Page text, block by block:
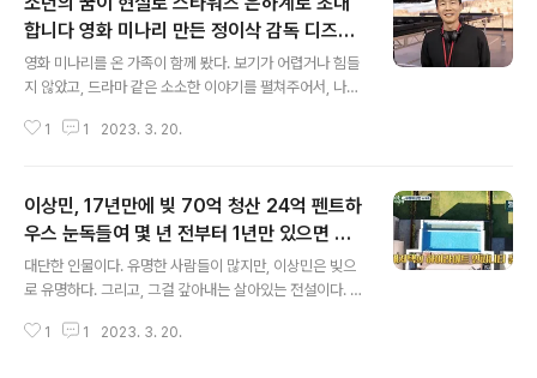
합니다 영화 미나리 만든 정이삭 감독 디즈니
+ 인기 스타워즈 시리즈 만달로리안 시즌3의
3화 연출 윤여정 스타워즈 은하계로 초대하는
날 오길
영화 미나리를 온 가족이 함께 봤다. 보기가 어렵거나 힘들
지 않았고, 드라마 같은 소소한 이야기를 펼쳐주어서, 나름
야기를 풀었고, 고국을 그리워하는 마음을 엿볼 수 있었다
생각되어 다행스럽고, 고무적이라 생각한다. 스타워즈는
오랜 추억을 가진 영화다. 호흡이 짧은 요즘의 분위기와는
좀 다른 스타일이지만, 그걸 현실화시켜서, 편승해서 움직
여나가는 것 같아서 고무적이라 생각한다. 그리고, 다양한
나라의 문화를 담아내려는 것으로 이해된다. 당시 스타워
즈에는 미국인들이 주를 이뤘고, 중국인? 일본인?이 있었
1 1 2023. 3. 20.
이상민, 17년만에 빚 70억 청산 24억 펜트하
우스 눈독들여 몇 년 전부터 1년만 있으면 된
다 우여곡절 없던 빚이 또 생겼다 진짜 시작 축
하 가을에서 겨울 사이 이상민의 뉴 라이프가
대단한 인물이다. 유명한 사람들이 많지만, 이상민은 빚으
로 유명하다. 그리고, 그걸 갚아내는 살아있는 전설이다. 세
인기를 관리하고, 성실히 연예계에 붙어서 살아내면서, 빚
1 1 2023. 3. 20.